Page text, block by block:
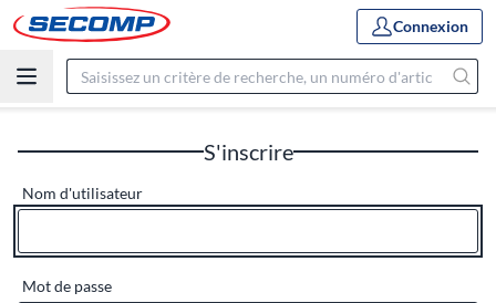
Connexion
S'inscrire
Nom d'utilisateur
Mot de passe